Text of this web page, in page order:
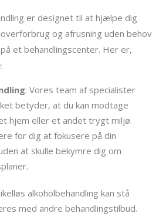
er designet til at hjælpe dig
og afrusning uden behov
et behandlingscenter. Her er,
: Vores team af specialister
betyder, at du kan modtage
hjem eller et andet trygt miljø.
for dig at fokusere på din
at skulle bekymre dig om
alkoholbehandling kan stå
med andre behandlingstilbud.